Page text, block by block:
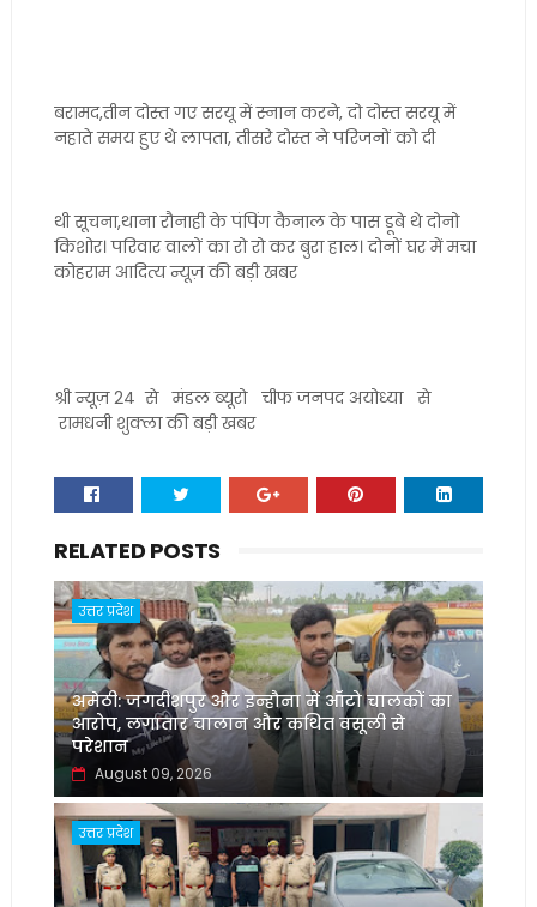
बरामद,तीन दोस्त गए सरयू में स्नान करने, दो दोस्त सरयू में
नहाते समय हुए थे लापता, तीसरे दोस्त ने परिजनों को दी
थी सूचना,थाना रौनाही के पंपिंग कैनाल के पास डूबे थे दोनो
किशोर। परिवार वालों का रो रो कर बुरा हाल। दोनों घर में मचा
कोहराम आदित्य न्यूज़ की बड़ी खबर
श्री न्यूज़ 24 से मंडल ब्यूरो चीफ जनपद अयोध्या से
रामधनी शुक्ला की बड़ी खबर
RELATED POSTS
उत्तर प्रदेश
अमेठी: जगदीशपुर और इन्हौना में ऑटो चालकों का
आरोप, लगातार चालान और कथित वसूली से
परेशान
August 09, 2026
उत्तर प्रदेश